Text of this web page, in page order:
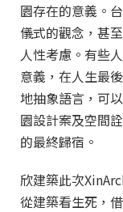
園存在的意義。
儀式的觀念，甚
人性考慮。有些
意義，在人生最
地抽象語言，可
園設計案及空間
的最終歸宿。
欣建築此次
從建築看生死，